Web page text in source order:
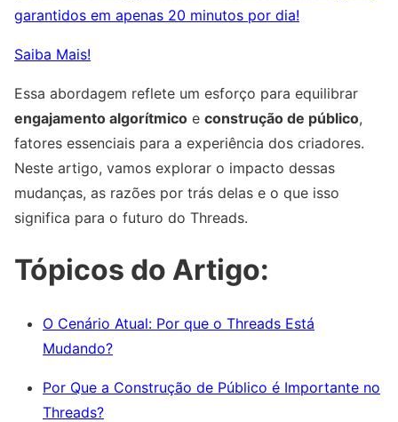
garantidos em apenas 20 minutos por dia!
Saiba Mais!
Essa abordagem reflete um esforço para equilibrar
engajamento algorítmico e construção de público,
fatores essenciais para a experiência dos criadores.
Neste artigo, vamos explorar o impacto dessas
mudanças, as razões por trás delas e o que isso
significa para o futuro do Threads.
Tópicos do Artigo:
O Cenário Atual: Por que o Threads Está
Mudando?
Por Que a Construção de Público é Importante no
Threads?